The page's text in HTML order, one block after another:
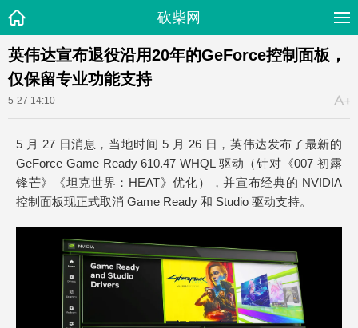
砍柴网
英伟达宣布退役沿用20年的GeForce控制面板，
仅保留专业功能支持
5-27 14:10
5 月 27 日消息，当地时间 5 月 26 日，英伟达发布了最新的
GeForce Game Ready 610.47 WHQL 驱动（针对《007 初露
锋芒》《坦克世界：HEAT》优化），并宣布经典的 NVIDIA
控制面板现正式取消 Game Ready 和 Studio 驱动支持。